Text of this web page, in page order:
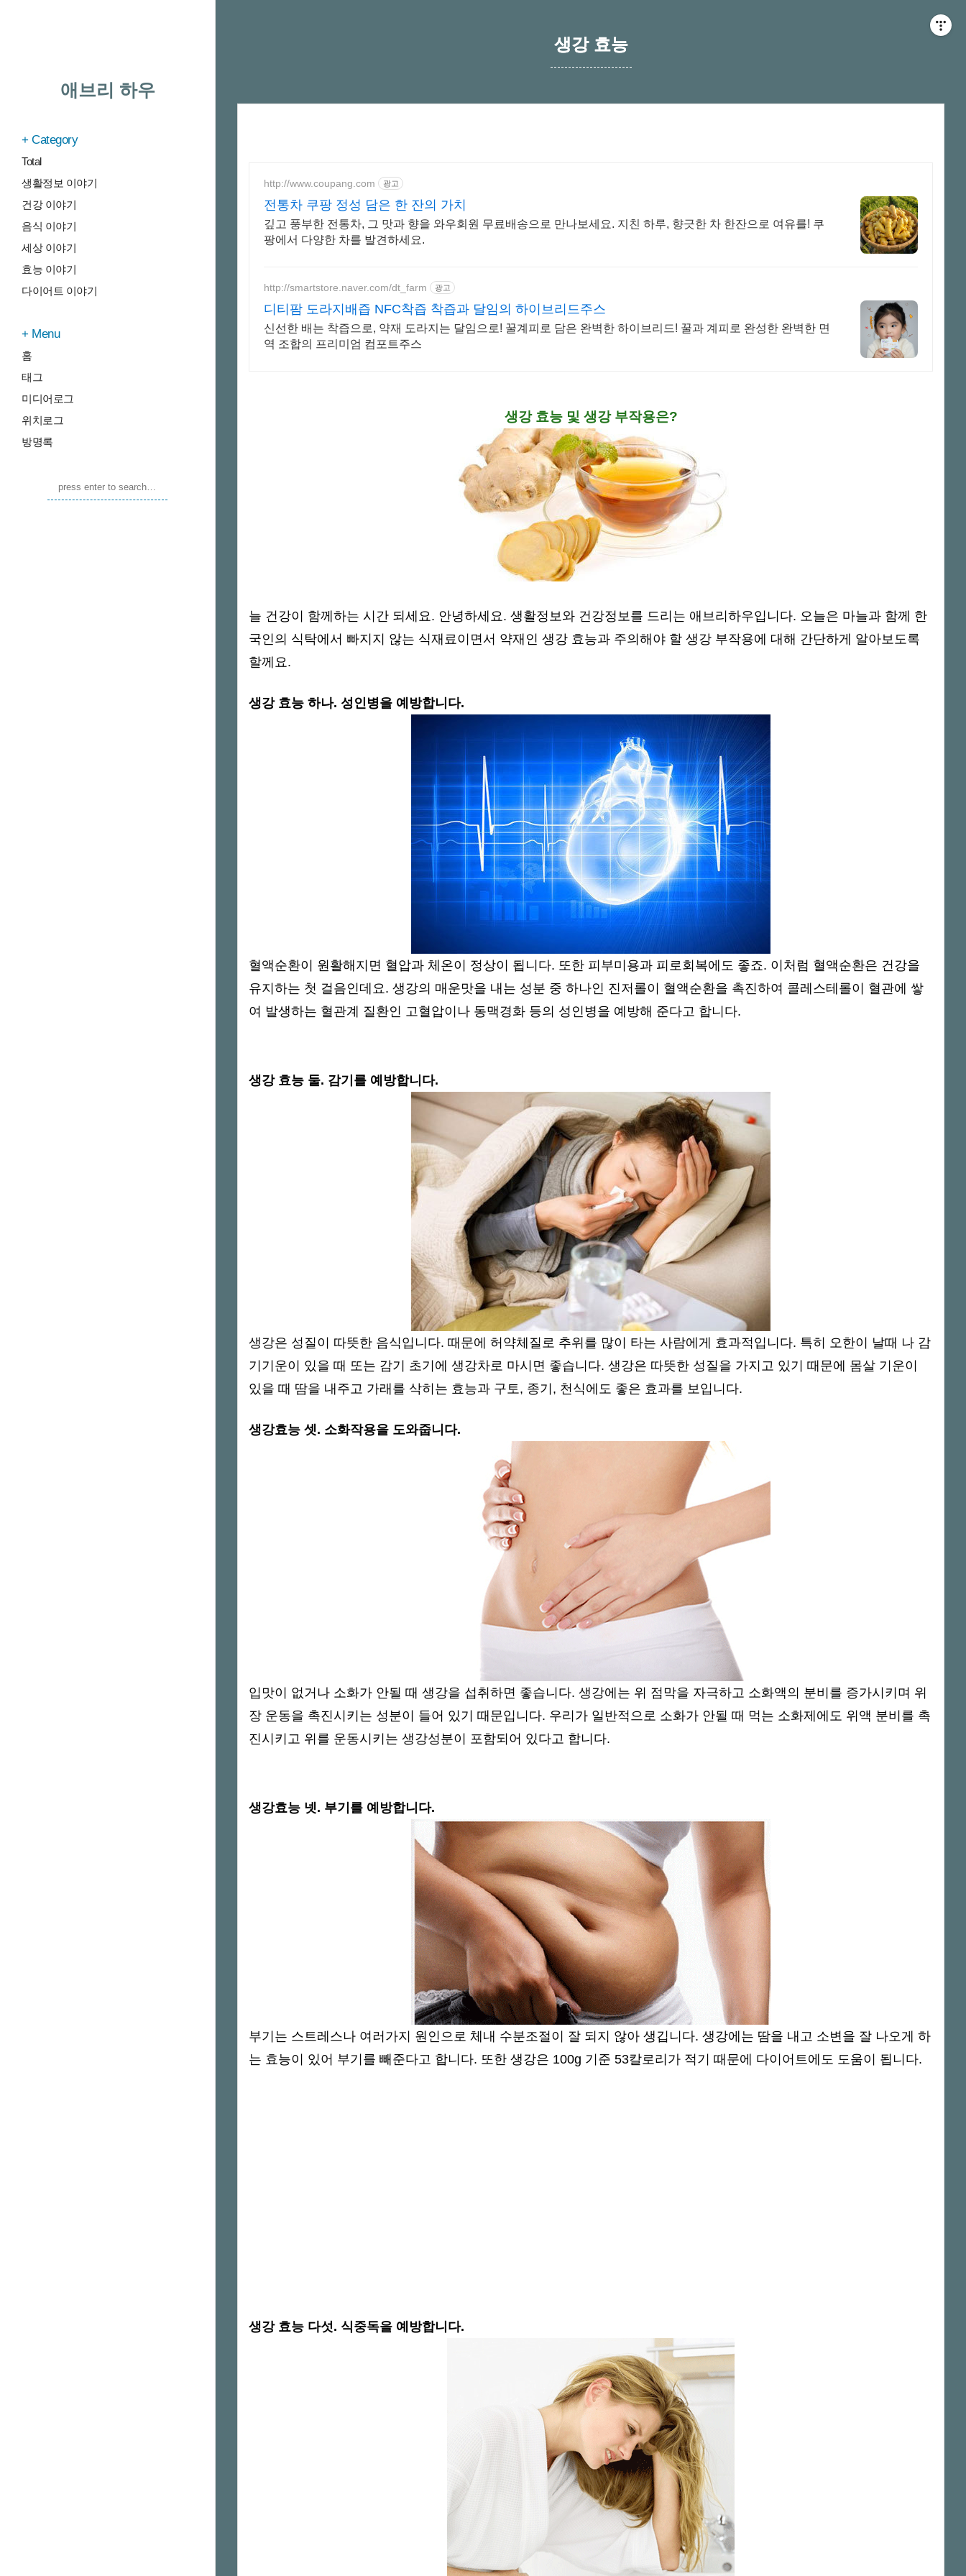
애브리 하우
Category
Total
생활정보 이야기
건강 이야기
음식 이야기
세상 이야기
효능 이야기
다이어트 이야기
Menu
홈
태그
미디어로그
위치로그
방명록
생강 효능
http://www.coupang.com 광고
전통차 쿠팡 정성 담은 한 잔의 가치
깊고 풍부한 전통차, 그 맛과 향을 와우회원 무료배송으로 만나보세요. 지친 하루, 향긋한 차 한잔으로 여유를! 쿠
팡에서 다양한 차를 발견하세요.
http://smartstore.naver.com/dt_farm 광고
디티팜 도라지배즙 NFC착즙 착즙과 달임의 하이브리드주스
신선한 배는 착즙으로, 약재 도라지는 달임으로! 꿀계피로 담은 완벽한 하이브리드! 꿀과 계피로 완성한 완벽한 면
역 조합의 프리미엄 컴포트주스
생강 효능 및 생강 부작용은?
늘 건강이 함께하는 시간 되세요. 안녕하세요. 생활정보와 건강정보를 드리는 애브리하우입니다. 오늘은 마늘과 함께 한
국인의 식탁에서 빠지지 않는 식재료이면서 약재인 생강 효능과 주의해야 할 생강 부작용에 대해 간단하게 알아보도록
할께요.
생강 효능 하나. 성인병을 예방합니다.
혈액순환이 원활해지면 혈압과 체온이 정상이 됩니다. 또한 피부미용과 피로회복에도 좋죠. 이처럼 혈액순환은 건강을
유지하는 첫 걸음인데요. 생강의 매운맛을 내는 성분 중 하나인 진저롤이 혈액순환을 촉진하여 콜레스테롤이 혈관에 쌓
여 발생하는 혈관계 질환인 고혈압이나 동맥경화 등의 성인병을 예방해 준다고 합니다.
생강 효능 둘. 감기를 예방합니다.
생강은 성질이 따뜻한 음식입니다. 때문에 허약체질로 추위를 많이 타는 사람에게 효과적입니다. 특히 오한이 날때 나 감
기기운이 있을 때 또는 감기 초기에 생강차로 마시면 좋습니다. 생강은 따뜻한 성질을 가지고 있기 때문에 몸살 기운이
있을 때 땀을 내주고 가래를 삭히는 효능과 구토, 종기, 천식에도 좋은 효과를 보입니다.
생강효능 셋. 소화작용을 도와줍니다.
입맛이 없거나 소화가 안될 때 생강을 섭취하면 좋습니다. 생강에는 위 점막을 자극하고 소화액의 분비를 증가시키며 위
장 운동을 촉진시키는 성분이 들어 있기 때문입니다. 우리가 일반적으로 소화가 안될 때 먹는 소화제에도 위액 분비를 촉
진시키고 위를 운동시키는 생강성분이 포함되어 있다고 합니다.
생강효능 넷. 부기를 예방합니다.
부기는 스트레스나 여러가지 원인으로 체내 수분조절이 잘 되지 않아 생깁니다. 생강에는 땀을 내고 소변을 잘 나오게 하
는 효능이 있어 부기를 빼준다고 합니다. 또한 생강은 100g 기준 53칼로리가 적기 때문에 다이어트에도 도움이 됩니다.
생강 효능 다섯. 식중독을 예방합니다.